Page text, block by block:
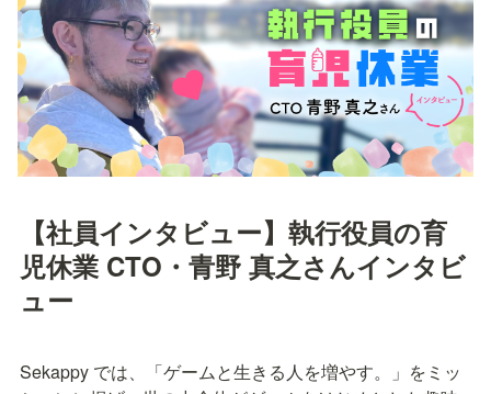
【社員インタビュー】執行役員の育
児休業 CTO・青野 真之さんインタビ
ュー
Sekappy では、「ゲームと生きる人を増やす。」をミッ